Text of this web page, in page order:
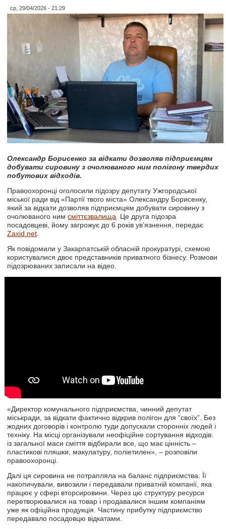
ср, 29/04/2026 - 21:29
Олександр Борисенко за відкати дозволяв підприємцям
добувати сировину з очолюваного ним полігону твердих
побутових відходів.
Правоохоронці оголосили підозру депутату Ужгородської
міської ради від «Партії твого міста» Олександру Борисенку,
який за відкати дозволяв підприємцям добувати сировину з
очолюваного нимсміттєзвалища . Це друга підозра
посадовцеві, йому загрожує до 6 років ув’язнення, передає
Zaxid.net
Як повідомили у Закарпатській обласній прокуратурі, схемою
користувалися двоє представників приватного бізнесу. Розмови
підозрюваних записали на відео.
«Директор комунального підприємства, чинний депутат
міськради, за відкати фактично відкрив полігон для “своїх”. Без
жодних договорів і контролю туди допускали сторонніх людей і
техніку. На місці організували неофіційне сортування відходів:
із загальної маси сміття відбирали все, що має цінність –
пластикові пляшки, макулатуру, поліетилен», – розповіли
правоохоронці.
Далі ця сировина не потрапляла на баланс підприємства. Її
накопичували, вивозили і передавали приватній компанії, яка
працює у сфері вторсировини. Через цю структуру ресурси
перетворювалися на товар і продавалися іншим компаніям
уже як офіційна продукція. Частину прибутку підприємство
передавало посадовцю відкатами.